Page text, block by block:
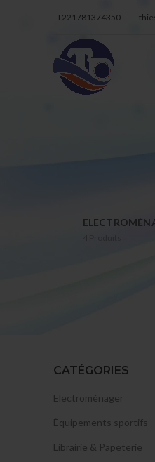
+221781374350
CATÉGORIES
Electroménager
Équipements sportifs
Librairie & Papeterie